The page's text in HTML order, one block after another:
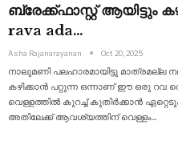
ബ്രേക്ക്ഫാസ്റ്റ് ആയിട്ടും
rava ada…
Asha Rajanarayanan Oct 20, 2025
നാലുമണി പലഹാരമായിട്ടു മാത്രമല്ല
കഴിക്കാൻ പറ്റുന്ന ഒന്നാണ് ഈ ഒരു റവ
വെള്ളത്തിൽ കുറച്ച് കുതിർക്കാൻ
അതിലേക്ക് ആവശ്യത്തിന് വെള്ളം…